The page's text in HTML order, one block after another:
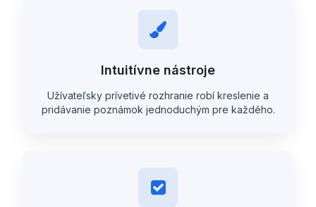
Intuitívne nástroje
Užívateľsky prívetivé rozhranie robí kreslenie a
pridávanie poznámok jednoduchým pre každého.